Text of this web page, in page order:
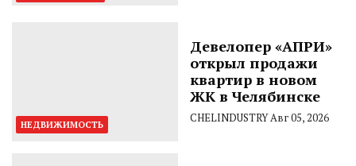
НЕДВИЖИМОСТЬ
Девелопер «АПРИ»
открыл продажи
квартир в новом
ЖК в Челябинске
CHELINDUSTRYАвг 05, 2026